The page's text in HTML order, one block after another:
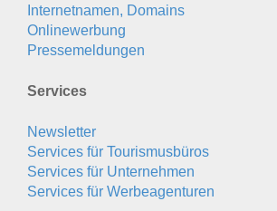
Internetnamen, Domains
Onlinewerbung
Pressemeldungen
Services
Newsletter
Services für Tourismusbüros
Services für Unternehmen
Services für Werbeagenturen